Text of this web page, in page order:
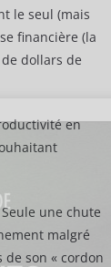
le seul (mais
financière (la
dollars de
en
une chute
malgré
son « cordon